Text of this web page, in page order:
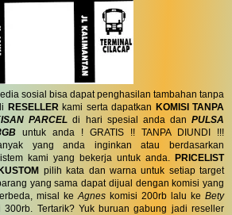
sosial bisa dapat penghasilan tambahan tanpa
RESELLERkami serta dapatkan KOMISI TANPA
PARCEL di hari spesial anda danPULSA
untuk anda ! GRATIS !! TANPA DIUNDI !!!
yang anda inginkan atau berdasarkan
kami yang bekerja untuk anda. PRICELIST
pilih kata dan warna untuk setiap target
yang sama dapat dijual dengan komisi yang
misal keAgnes komisi 200rb lalu ke Bety
Tertarik? Yuk buruan gabung jadi reseller